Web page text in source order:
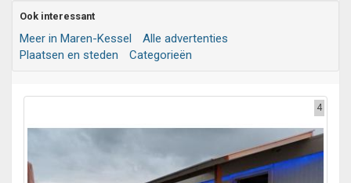
Ook interessant
Meer in Maren-Kessel
Alle advertenties
Plaatsen en steden
Categorieën
4